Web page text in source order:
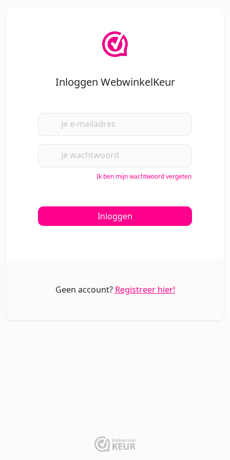
Inloggen WebwinkelKeur
je e-mailadres
je wachtwoord
Ik ben mijn wachtwoord vergeten
Inloggen
Geen account? Registreer hier!